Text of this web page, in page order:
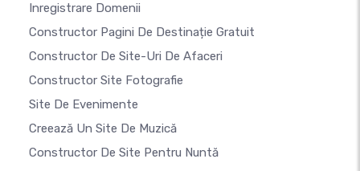
Inregistrare Domenii
Constructor Pagini De Destinație Gratuit
Constructor De Site-Uri De Afaceri
Constructor Site Fotografie
Site De Evenimente
Creează Un Site De Muzică
Constructor De Site Pentru Nuntă